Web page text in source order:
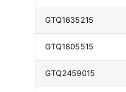
GTQ1635215
GTQ1805515
GTQ2459015